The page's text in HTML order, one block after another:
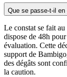
Que se passe-t-il
Le constat se fait
dispose de 48h
évaluation. Cette
support de
des dégâts sont
la caution.